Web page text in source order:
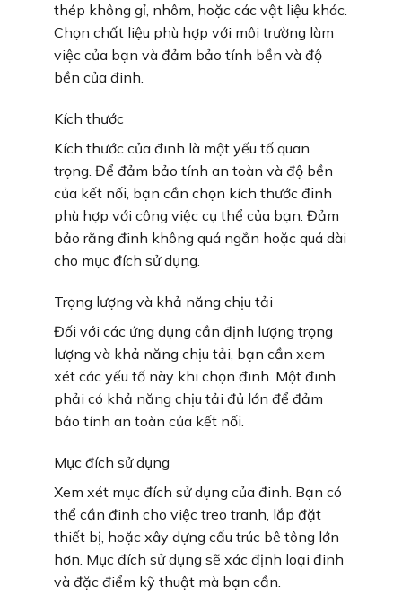
thép không gỉ, nhôm, hoặc các vật liệu khác.
Chọn chất liệu phù hợp với môi trường làm
việc của bạn và đảm bảo tính bền và độ
bền của đinh.
Kích thước
Kích thước của đinh là một yếu tố quan
trọng. Để đảm bảo tính an toàn và độ bền
của kết nối, bạn cần chọn kích thước đinh
phù hợp với công việc cụ thể của bạn. Đảm
bảo rằng đinh không quá ngắn hoặc quá dài
cho mục đích sử dụng.
Trọng lượng và khả năng chịu tải
Đối với các ứng dụng cần định lượng trọng
lượng và khả năng chịu tải, bạn cần xem
xét các yếu tố này khi chọn đinh. Một đinh
phải có khả năng chịu tải đủ lớn để đảm
bảo tính an toàn của kết nối.
Mục đích sử dụng
Xem xét mục đích sử dụng của đinh. Bạn có
thể cần đinh cho việc treo tranh, lắp đặt
thiết bị, hoặc xây dựng cấu trúc bê tông lớn
hơn. Mục đích sử dụng sẽ xác định loại đinh
và đặc điểm kỹ thuật mà bạn cần.